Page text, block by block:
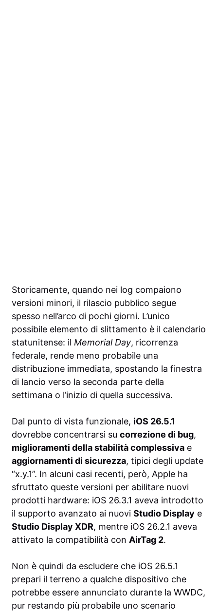
Storicamente, quando nei log compaiono
versioni minori, il rilascio pubblico segue
spesso nell’arco di pochi giorni. L’unico
possibile elemento di slittamento è il calendario
statunitense: il Memorial Day, ricorrenza
federale, rende meno probabile una
distribuzione immediata, spostando la finestra
di lancio verso la seconda parte della
settimana o l’inizio di quella successiva.
Dal punto di vista funzionale, iOS 26.5.1
dovrebbe concentrarsi su correzione di bug,
miglioramenti della stabilità complessiva e
aggiornamenti di sicurezza, tipici degli update
“x.y.1”. In alcuni casi recenti, però, Apple ha
sfruttato queste versioni per abilitare nuovi
prodotti hardware: iOS 26.3.1 aveva introdotto
il supporto avanzato ai nuovi Studio Display e
Studio Display XDR, mentre iOS 26.2.1 aveva
attivato la compatibilità con AirTag 2.
Non è quindi da escludere che iOS 26.5.1
prepari il terreno a qualche dispositivo che
potrebbe essere annunciato durante la WWDC,
pur restando più probabile uno scenario